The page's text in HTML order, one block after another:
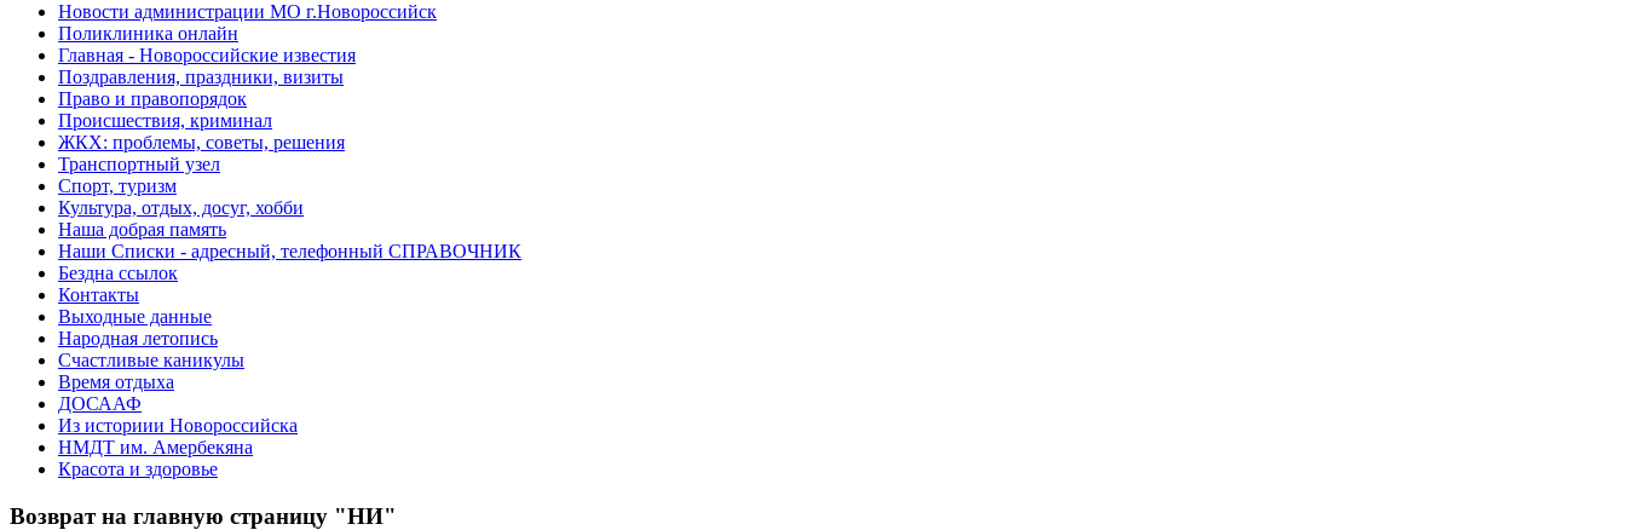
Новости администрации МО г.Новороссийск
Поликлиника онлайн
Главная - Новороссийские известия
Поздравления, праздники, визиты
Право и правопорядок
Происшествия, криминал
ЖКХ: проблемы, советы, решения
Транспортный узел
Спорт, туризм
Культура, отдых, досуг, хобби
Наша добрая память
Наши Списки - адресный, телефонный СПРАВОЧНИК
Бездна ссылок
Контакты
Выходные данные
Народная летопись
Счастливые каникулы
Время отдыха
ДОСААФ
Из историии Новороссийска
НМДТ им. Амербекяна
Красота и здоровье
Возврат на главную страницу "НИ"